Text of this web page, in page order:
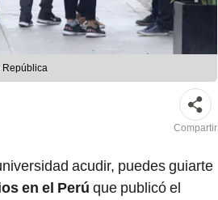
República
Compartir
acudir, puedes guiarte
en el Perú que publicó el